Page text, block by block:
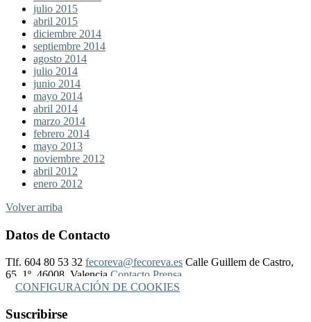
julio 2015
abril 2015
diciembre 2014
septiembre 2014
agosto 2014
julio 2014
junio 2014
mayo 2014
abril 2014
marzo 2014
febrero 2014
mayo 2013
noviembre 2012
abril 2012
enero 2012
Volver arriba
Datos de Contacto
Tlf. 604 80 53 32 fecoreva@fecoreva.es Calle Guillem de Castro,
65, 1º, 46008, Valencia Contacto Prensa
CONFIGURACIÓN DE COOKIES
Suscribirse